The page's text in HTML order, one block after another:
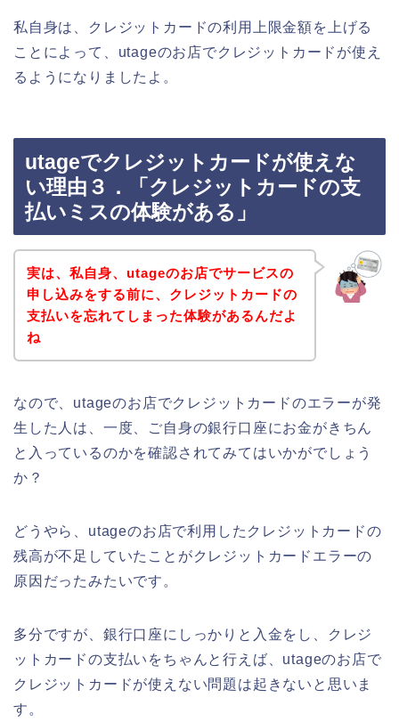
私自身は、クレジットカードの利用上限金額を上げる
ことによって、utageのお店でクレジットカードが使え
るようになりましたよ。
utageでクレジットカードが使えな
い理由３．「クレジットカードの支
払いミスの体験がある」
実は、私自身、utageのお店でサービスの
申し込みをする前に、クレジットカードの
支払いを忘れてしまった体験があるんだよ
ね
なので、utageのお店でクレジットカードのエラーが発
生した人は、一度、ご自身の銀行口座にお金がきちん
と入っているのかを確認されてみてはいかがでしょう
か？
どうやら、utageのお店で利用したクレジットカードの
残高が不足していたことがクレジットカードエラーの
原因だったみたいです。
多分ですが、銀行口座にしっかりと入金をし、クレジ
ットカードの支払いをちゃんと行えば、utageのお店で
クレジットカードが使えない問題は起きないと思いま
す。